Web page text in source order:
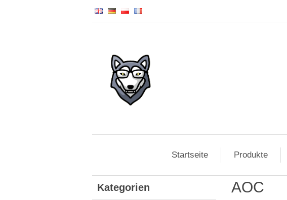
Startseite Produkte
Kategorien AOC